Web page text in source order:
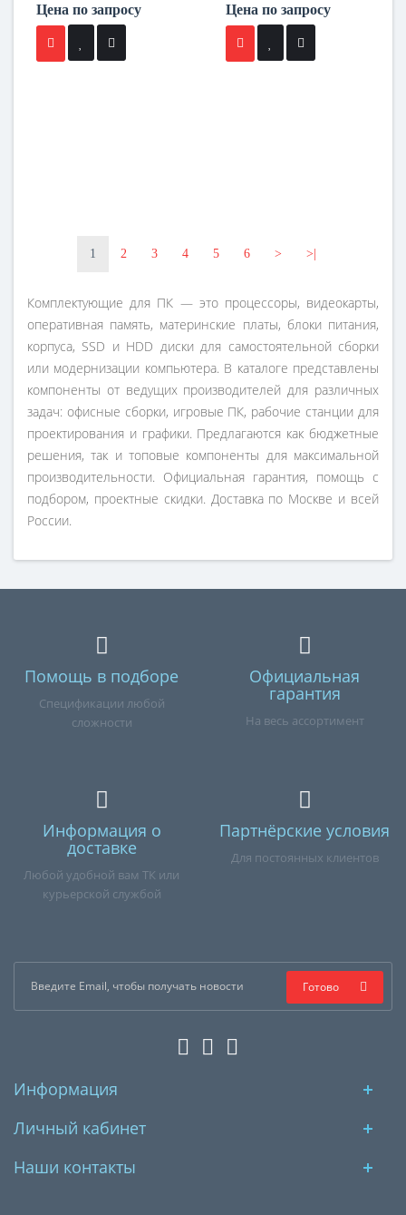
Цена по запросу Цена по запросу
1 2 3 4 5 6 > >|
Комплектующие для ПК — это процессоры, видеокарты,
оперативная память, материнские платы, блоки питания,
корпуса, SSD и HDD диски для самостоятельной сборки
или модернизации компьютера. В каталоге представлены
компоненты от ведущих производителей для различных
задач: офисные сборки, игровые ПК, рабочие станции для
проектирования и графики. Предлагаются как бюджетные
решения, так и топовые компоненты для максимальной
производительности. Официальная гарантия, помощь с
подбором, проектные скидки. Доставка по Москве и всей
России.
Помощь в подборе
Спецификации любой
сложности
Официальная
гарантия
На весь ассортимент
Информация о
доставке
Любой удобной вам ТК или
курьерской службой
Партнёрские условия
Для постоянных клиентов
Готово
Информация
Личный кабинет
Наши контакты